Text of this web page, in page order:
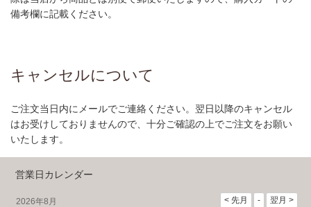
備考欄に記載ください。
キャンセルについて
ご注文当日内にメールでご連絡ください。翌日以降のキャンセル
はお受けしておりませんので、十分ご確認の上でご注文をお願い
いたします。
営業日カレンダー
2026年8月